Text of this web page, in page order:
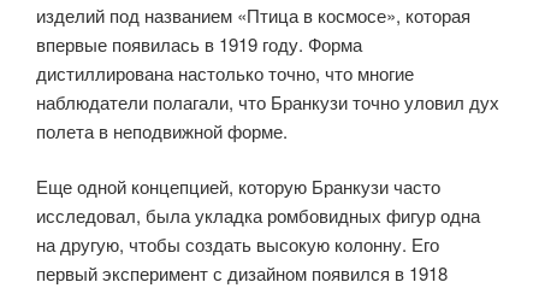
изделий под названием «Птица в космосе», которая
впервые появилась в 1919 году. Форма
дистиллирована настолько точно, что многие
наблюдатели полагали, что Бранкузи точно уловил дух
полета в неподвижной форме.
Еще одной концепцией, которую Бранкузи часто
исследовал, была укладка ромбовидных фигур одна
на другую, чтобы создать высокую колонну. Его
первый эксперимент с дизайном появился в 1918